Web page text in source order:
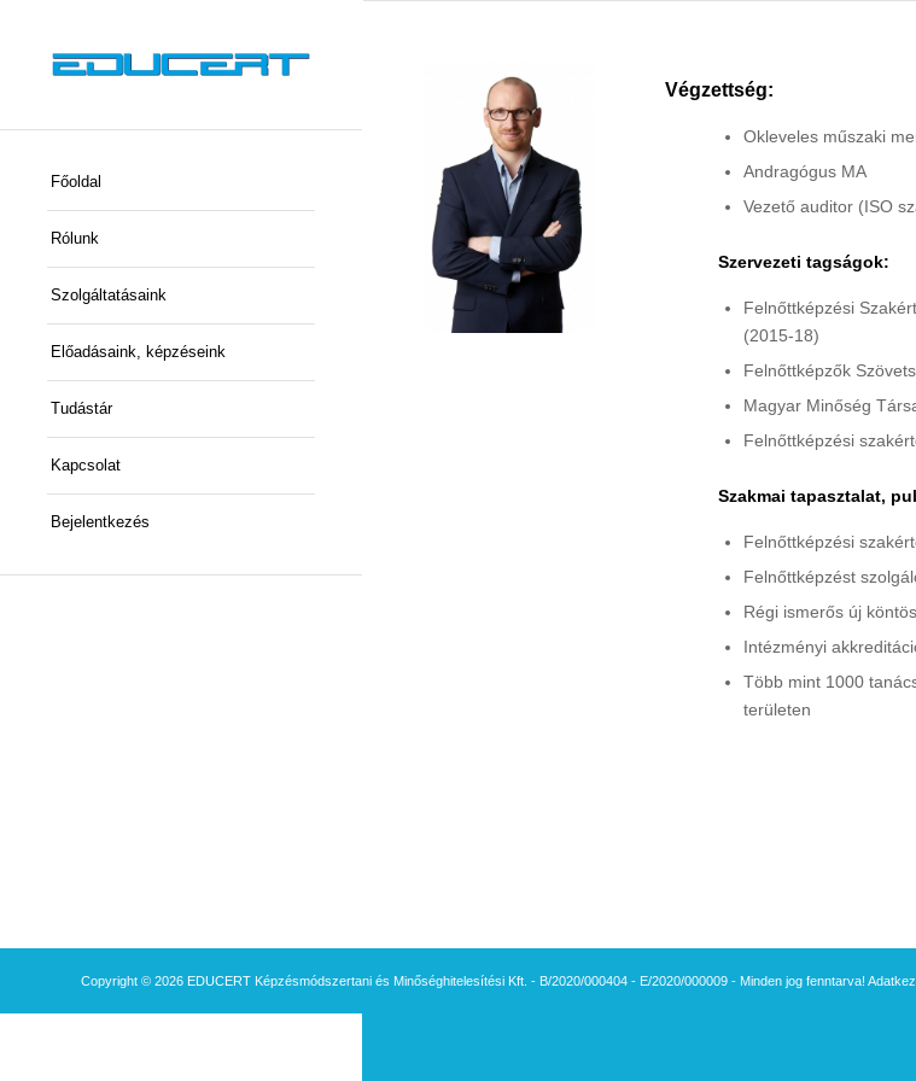
Főoldal
Rólunk
Szolgáltatásaink
Előadásaink, képzéseink
Tudástár
Kapcsolat
Bejelentkezés
Végzettség:
Okleveles műszaki
Andragógus MA
Vezető auditor (ISO
Szervezeti tagságok:
Felnőttképzési
(2015-18)
Felnőttképzők
Magyar Minőség
Felnőttképzési
Szakmai tapasztalat,
Felnőttképzési
Felnőttképzést
Régi ismerős új
Intézményi
Több mint 1000
területen
Copyright © 2026 EDUCERT Képzésmódszertani és Minőséghitelesítési Kft. - B/2020/000404 - E/2020/000009 - Minden jog fenntarva!